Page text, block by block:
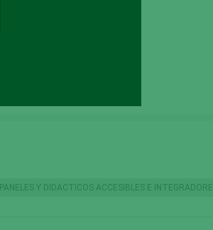
PANELES Y DIDACTICOS ACCESIBLES E INTEGRADORE